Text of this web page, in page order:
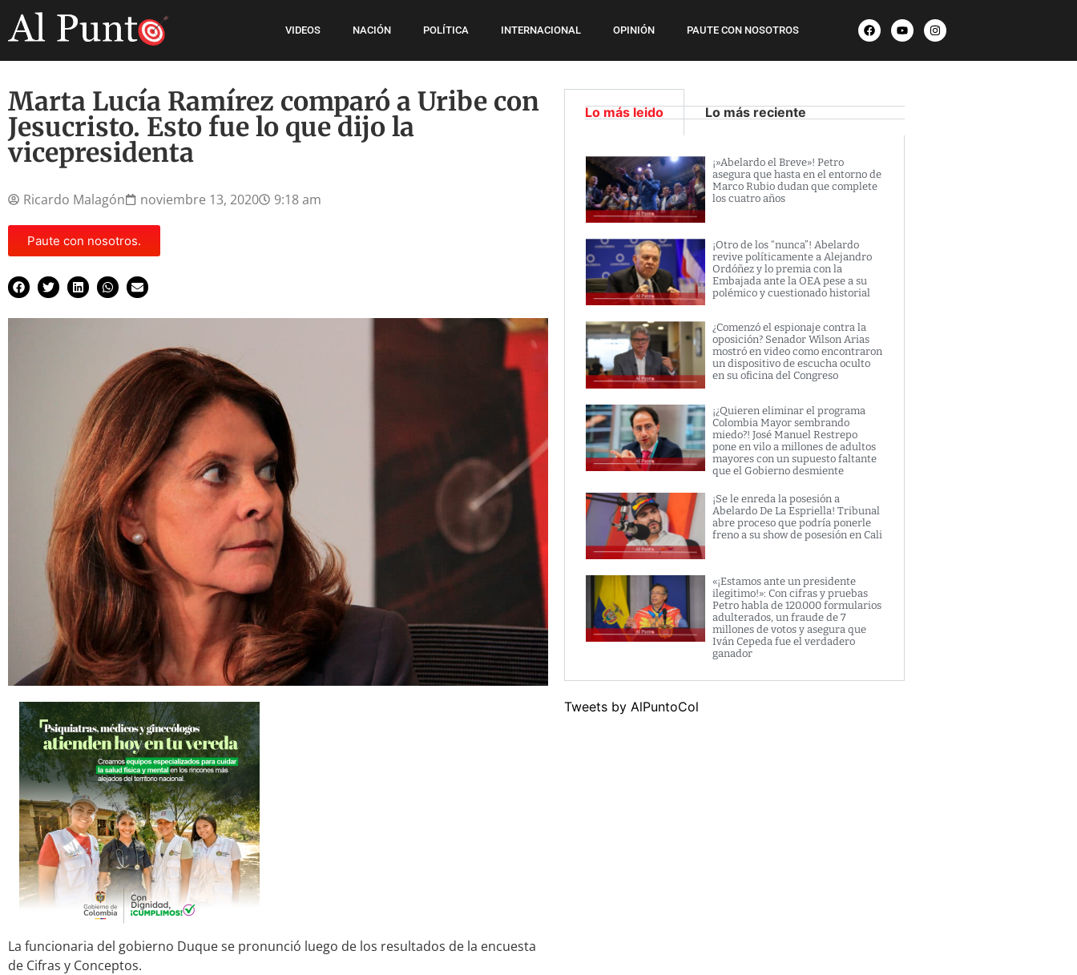
VIDEOS NACIÓN POLÍTICA INTERNACIONAL OPINIÓN PAUTE CON NOSOTROS
Marta Lucía Ramírez comparó a Uribe con
Jesucristo. Esto fue lo que dijo la
vicepresidenta
Ricardo Malagón noviembre 13, 2020 9:18 am
Paute con nosotros.
La funcionaria del gobierno Duque se pronunció luego de los resultados de la encuesta
de Cifras y Conceptos.
Lo más leido Lo más reciente
¡»Abelardo el Breve»! Petro
asegura que hasta en el entorno de
Marco Rubio dudan que complete
los cuatro años
¡Otro de los “nunca”! Abelardo
revive políticamente a Alejandro
Ordóñez y lo premia con la
Embajada ante la OEA pese a su
polémico y cuestionado historial
¿Comenzó el espionaje contra la
oposición? Senador Wilson Arias
mostró en video como encontraron
un dispositivo de escucha oculto
en su oficina del Congreso
¡¿Quieren eliminar el programa
Colombia Mayor sembrando
miedo?! José Manuel Restrepo
pone en vilo a millones de adultos
mayores con un supuesto faltante
que el Gobierno desmiente
¡Se le enreda la posesión a
Abelardo De La Espriella! Tribunal
abre proceso que podría ponerle
freno a su show de posesión en Cali
«¡Estamos ante un presidente
ilegitimo!»: Con cifras y pruebas
Petro habla de 120.000 formularios
adulterados, un fraude de 7
millones de votos y asegura que
Iván Cepeda fue el verdadero
ganador
Tweets by AlPuntoCol